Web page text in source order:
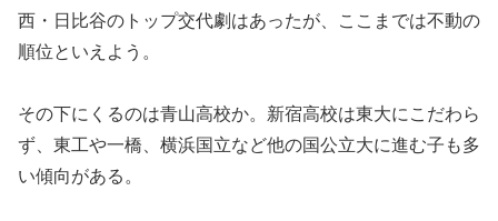
西・日比谷のトップ交代劇はあったが、ここまでは不動の
順位といえよう。
その下にくるのは青山高校か。新宿高校は東大にこだわら
ず、東工や一橋、横浜国立など他の国公立大に進む子も多
い傾向がある。